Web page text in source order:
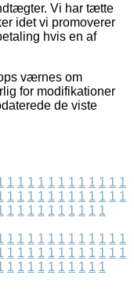
Vi har tætte
idet vi promoverer
hvis en af
værnes om
for modifikationer
de viste
1 1 1 1 1 1 1 1 1 1 1 1
1 1 1 1 1 1 1 1 1 1 1 1
1 1 1 1 1 1 1 1 1 1
1 1 1 1 1 1 1 1 1 1 1 1
1 1 1 1 1 1 1 1 1 1 1 1
1 1 1 1 1 1 1 1 1 1